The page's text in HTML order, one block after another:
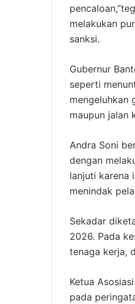
melakukan
sanksi.
Gubernur
seperti
mengeluhkan
maupun jalan
Andra Soni
dengan
lanjuti karena
menindak
Sekadar
2026. Pada
tenaga kerja,
Ketua
pada